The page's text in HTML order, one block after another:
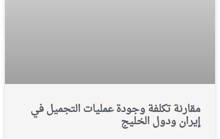
مقارنة تكلفة وجودة عمليات التجميل في
إيران ودول الخليج